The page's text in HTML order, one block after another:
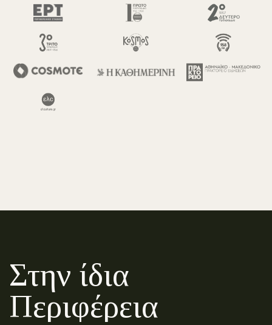
Στην ίδια
Περιφέρεια